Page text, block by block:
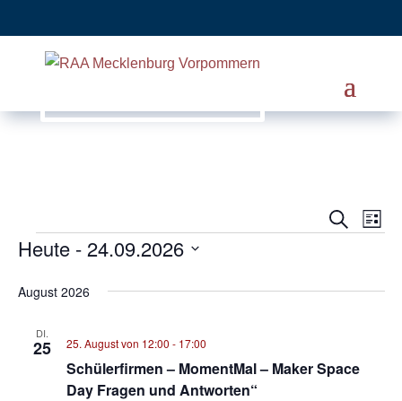
und
Suche
Liste
Veranstaltungen
Heute - 24.09.2026
wählen.
August 2026
DI.
25
Schülerfirmen – MomentMal – Maker Space
Day Fragen und Antworten“
25. August von 12:00 - 17:00